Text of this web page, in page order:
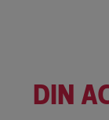
DIN